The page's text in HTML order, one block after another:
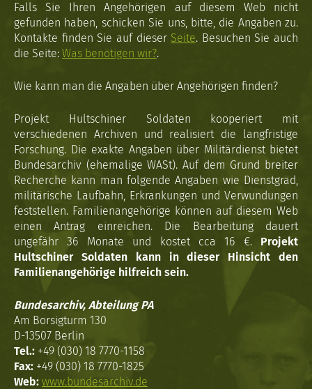
Falls Sie Ihren Angehörigen auf diesem Web nicht
gefunden haben, schicken Sie uns, bitte, die Angaben zu.
Kontakte finden Sie auf dieser Seite. Besuchen Sie auch
die Seite: Was benötigen wir?.
Wie kann man die Angaben über Angehörigen finden?
Projekt Hultschiner Soldaten kooperiert mit
verschiedenen Archiven und realisiert die langfristige
Forschung. Die exakte Angaben über Militärdienst bietet
Bundesarchiv (ehemalige WASt). Auf dem Grund breiter
Recherche kann man folgende Angaben wie Dienstgrad,
militärische Laufbahn, Erkrankungen und Verwundungen
feststellen. Familienangehörige können auf diesem Web
einen Antrag einreichen. Die Bearbeitung dauert
ungefähr 36 Monate und kostet cca 16 €. Projekt
Hultschiner Soldaten kann in dieser Hinsicht den
Familienangehörige hilfreich sein.
Bundesarchiv, Abteilung PA
Am Borsigturm 130
D-13507 Berlin
Tel.: +49 (030) 18 7770-1158
Fax: +49 (030) 18 7770-1825
Web: www.bundesarchiv.de